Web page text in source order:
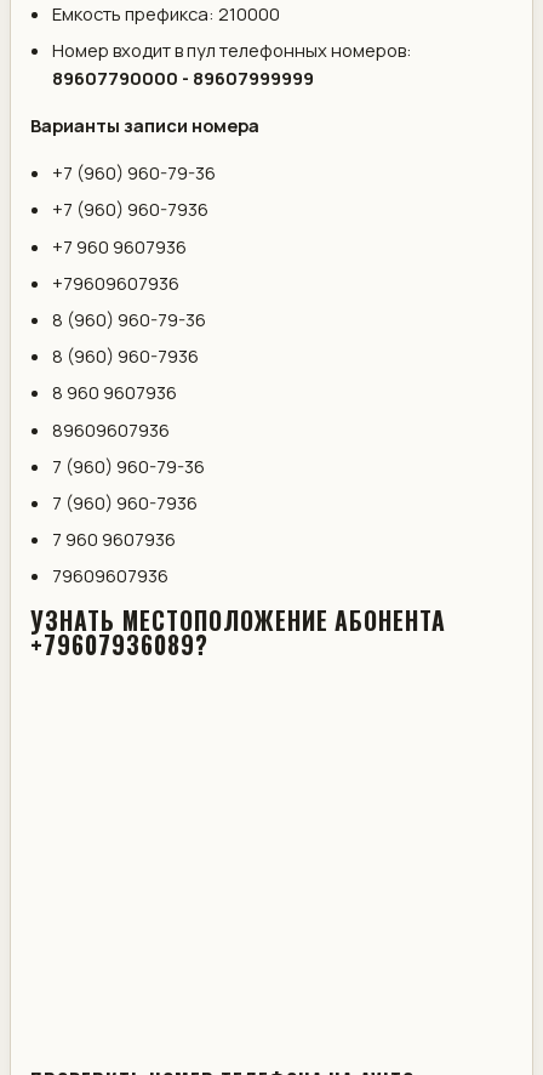
Емкость префикса: 210000
Номер входит в пул телефонных номеров:
89607790000 - 89607999999
Варианты записи номера
+7 (960) 960-79-36
+7 (960) 960-7936
+7 960 9607936
+79609607936
8 (960) 960-79-36
8 (960) 960-7936
8 960 9607936
89609607936
7 (960) 960-79-36
7 (960) 960-7936
7 960 9607936
79609607936
УЗНАТЬ МЕСТОПОЛОЖЕНИЕ АБОНЕНТА
+79607936089?